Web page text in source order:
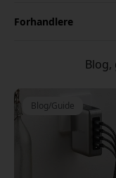
Forhandlere
Blog/Guide